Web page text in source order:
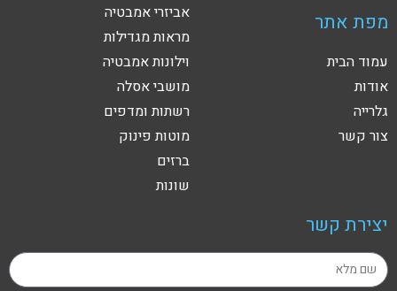
מפת אתר
עמוד הבית
אודות
גלרייה
צור קשר
אביזרי אמבטיה
מראות מגדילות
וילונות אמבטיה
מושבי אסלה
רשתות ומדפים
מוטות פינוק
ברזים
שונות
יצירת קשר